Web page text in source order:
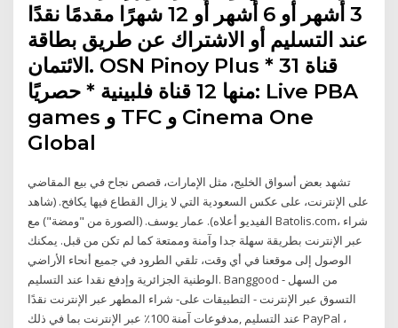
3 أشهر أو 6 أشهر أو 12 شهرًا مقدمًا نقدًا
عند التسليم أو الاشتراك عن طريق بطاقة
الائتمان. OSN Pinoy Plus * 31 قناة
منها 12 قناة فلبينية * حصريًا: Live PBA
games و TFC و Cinema One
Global
تشهد بعض أسواق الخليج، مثل الإمارات، قصص نجاح في بيع المقاضي
على الإنترنت، على عكس السعودية التي لا يزال القطاع فيها يكافح. (شاهد
الفيديو أعلاه). عمار يوسف. (الصورة من "ومضة") مع Batolis.com، شراء
عبر الإنترنت بطريقة سهلة جدا وآمنة وممتعة كما لم تكن من قبل. يمكنك
الوصول إلى موقعنا في أي وقت، تلقي الطرود في جميع أنحاء الأراضي
الوطنية الجزائرية وإدفع نقدا عند التسليم. Banggood - من السهل
التسوق عبر الإنترنت - التطبيقات على- شراء المطهر عبر الإنترنت نقدًا
عند التسليم ,مدفوعات آمنة 100٪ عبر الإنترنت بما في ذلك PayPal ،